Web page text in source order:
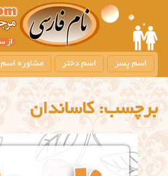
m
i
c
اسم پسر اسم دختر مشاوره اسم
برچسب:کاساندان